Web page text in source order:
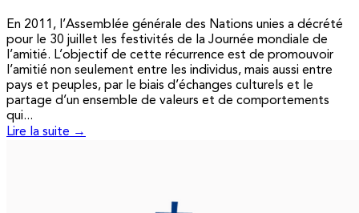
En 2011, l’Assemblée générale des Nations unies a décrété
pour le 30 juillet les festivités de la Journée mondiale de
l’amitié. L’objectif de cette récurrence est de promouvoir
l’amitié non seulement entre les individus, mais aussi entre
pays et peuples, par le biais d’échanges culturels et le
partage d’un ensemble de valeurs et de comportements
qui...
Lire la suite →